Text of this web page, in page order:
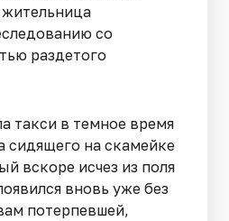
жительница
со
раздетого
такси в темное время
сидящего на скамейке
вскоре исчез из поля
вновь уже без
потерпевшей,